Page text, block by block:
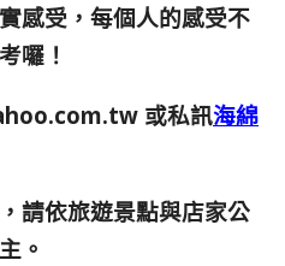
感受，每個人的感受不
囉！
或私訊海綿
請依旅遊景點與店家公
。